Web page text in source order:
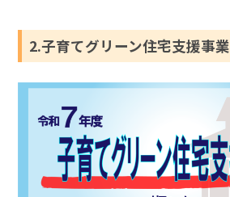
2.子育てグリーン住宅支援事業